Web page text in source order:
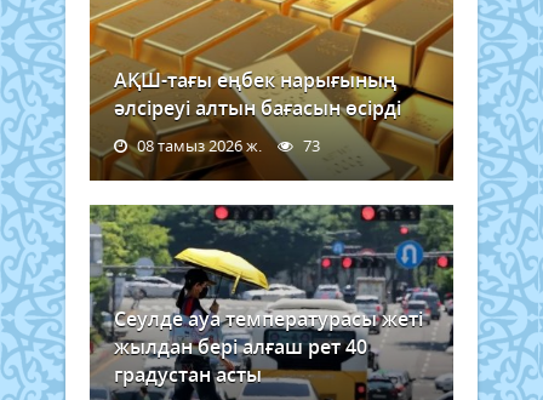
АҚШ-тағы еңбек нарығының
әлсіреуі алтын бағасын өсірді
08 тамыз 2026 ж. 73
Сеулде ауа температурасы жеті
жылдан бері алғаш рет 40
градустан асты